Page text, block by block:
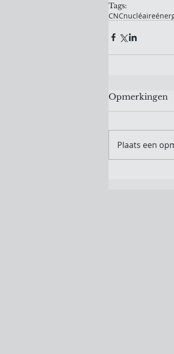
Tags:
CNCnucléaire
Opmerkingen
Plaats een